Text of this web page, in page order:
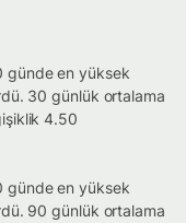
günde en yüksek
30 günlük ortalama
4.50
günde en yüksek
90 günlük ortalama